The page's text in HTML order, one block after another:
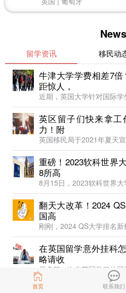
首页 联系我们
News
留学资讯 移民动
牛津大学学费相差7
距惊人，
英区留子们快来拿工
力！附
英国移民局于2021年夏天
重磅！2023软科世界
8所高
8月15日，2023软科世界
翻天大改革！2024
国高
刚刚，2024 QS大学排名
在英国留学意外挂科
略请收